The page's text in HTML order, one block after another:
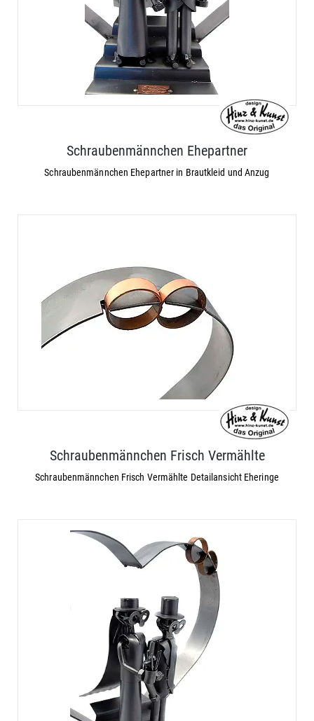
Schraubenmännchen Ehepartner
Schraubenmännchen Ehepartner in Brautkleid und Anzug
Schraubenmännchen Frisch Vermählte
Schraubenmännchen Frisch Vermählte Detailansicht Eheringe